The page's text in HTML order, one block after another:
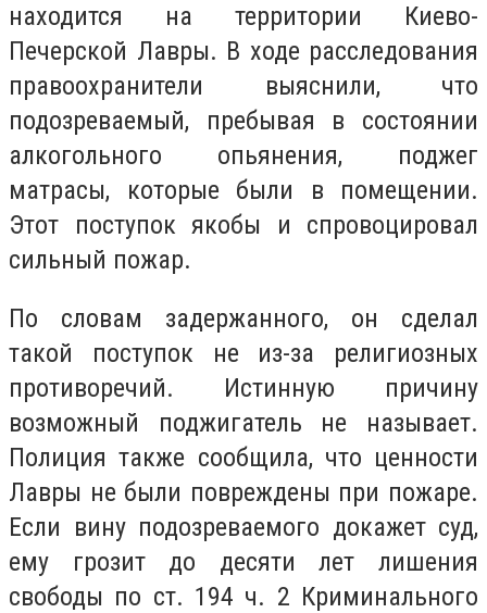
находится на территории Киево-
Печерской Лавры. В ходе расследования
правоохранители выяснили, что
подозреваемый, пребывая в состоянии
алкогольного опьянения, поджег
матрасы, которые были в помещении.
Этот поступок якобы и спровоцировал
сильный пожар.
По словам задержанного, он сделал
такой поступок не из-за религиозных
противоречий. Истинную причину
возможный поджигатель не называет.
Полиция также сообщила, что ценности
Лавры не были повреждены при пожаре.
Если вину подозреваемого докажет суд,
ему грозит до десяти лет лишения
свободы по ст. 194 ч. 2 Криминального